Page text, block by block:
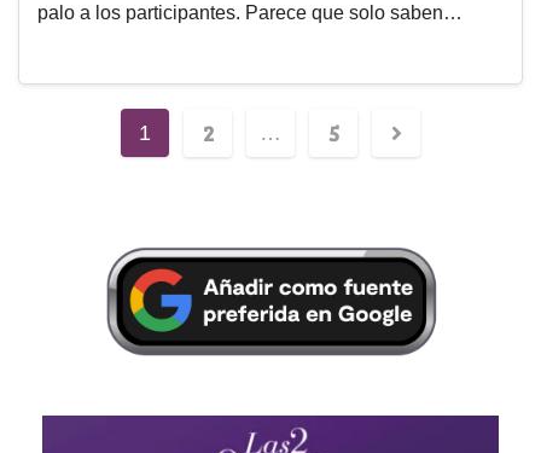
palo a los participantes. Parece que solo saben…
1 2 … 5